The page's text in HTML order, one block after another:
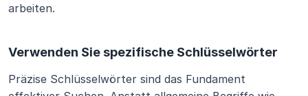
arbeiten.
Verwenden Sie spezifische Schlüsselwörter
Präzise Schlüsselwörter sind das Fundament